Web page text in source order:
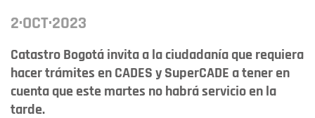
2·OCT·2023
Catastro Bogotá invita a la ciudadanía que requiera
hacer trámites en CADES y SuperCADE a tener en
cuenta que este martes no habrá servicio en la
tarde.